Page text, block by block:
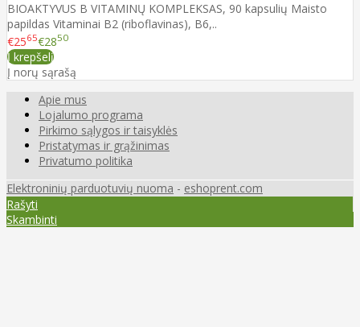
BIOAKTYVUS B VITAMINŲ KOMPLEKSAS, 90 kapsulių Maisto
papildas Vitaminai B2 (riboflavinas), B6,..
€2565€2850
Į krepšelį
Į norų sąrašą
Apie mus
Lojalumo programa
Pirkimo sąlygos ir taisyklės
Pristatymas ir grąžinimas
Privatumo politika
Elektroninių parduotuvių nuoma - eshoprent.com
Rašyti
Skambinti